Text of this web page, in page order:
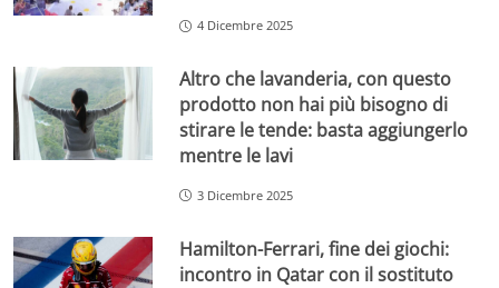
4 Dicembre 2025
Altro che lavanderia, con questo
prodotto non hai più bisogno di
stirare le tende: basta aggiungerlo
mentre le lavi
3 Dicembre 2025
Hamilton-Ferrari, fine dei giochi:
incontro in Qatar con il sostituto